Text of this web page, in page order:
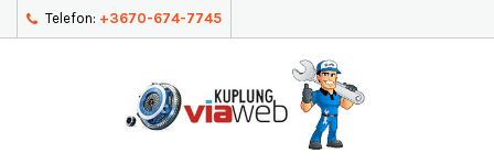
Telefon: +3670-674-7745